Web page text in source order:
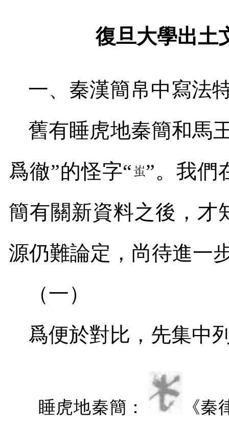
復旦大學出土
一、秦漢簡帛中寫法
舊有睡虎地秦簡和馬
爲徹”的怪字“
”。我們
簡有關新資料之後，才
源仍難論定，尚待進一
（一）
爲便於對比，先集中
睡虎地秦簡：
《